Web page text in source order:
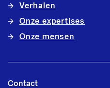
Verhalen
Onze expertises
Onze mensen
Contact